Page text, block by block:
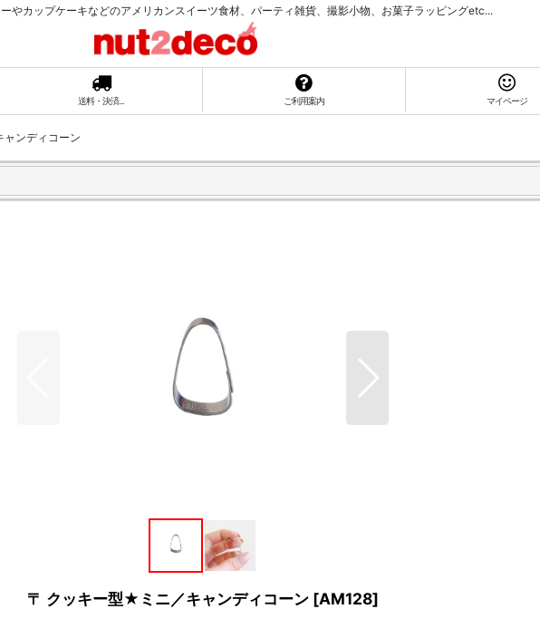
やカップケーキなどのアメリカンスイーツ食材、パーティ雑貨、撮影小物、お菓子ラッピングetc...
送料・決済... ご利用案内 マイページ
ンディコーン
〒 クッキー型★ミニ／キャンディコーン [AM128]